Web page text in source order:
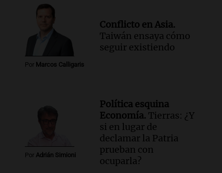
Por Marcos Calligaris
Conflicto en Asia.
Taiwán ensaya cómo
seguir existiendo
Por Adrián Simioni
Política esquina
Economía. Tierras: ¿Y
si en lugar de
declamar la Patria
prueban con
ocuparla?